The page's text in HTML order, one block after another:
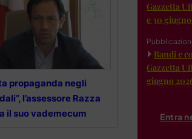
propaganda negli
l’assessore Razza
il suo vademecum
Gazzetta
e 30
Bandi e
Gazzetta
giugno
Entra